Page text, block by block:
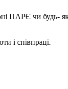
ПАРЄ чи будь-
і співпраці.